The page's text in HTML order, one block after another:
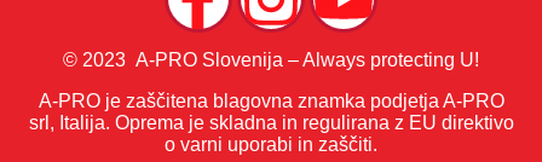
© 2023 A-PRO Slovenija – Always protecting U!
A-PRO je zaščitena blagovna znamka podjetja A-PRO
srl, Italija. Oprema je skladna in regulirana z EU direktivo
o varni uporabi in zaščiti.